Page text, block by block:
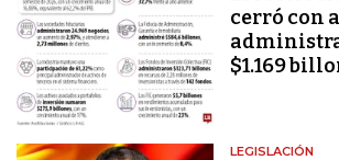
cerró con
$1.169
LEGISLACIÓN